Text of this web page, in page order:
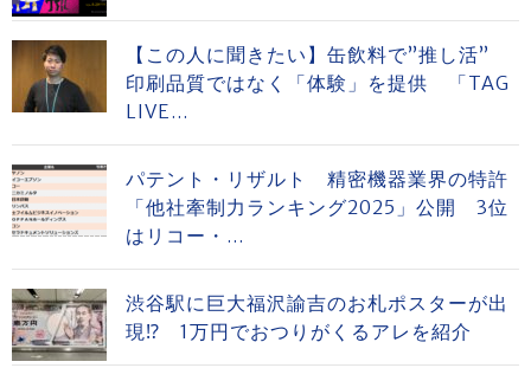
【この人に聞きたい】缶飲料で”推し活”
印刷品質ではなく「体験」を提供 「TAG
LIVE...
パテント・リザルト 精密機器業界の特許
「他社牽制力ランキング2025」公開 3位
はリコー・...
渋谷駅に巨大福沢諭吉のお札ポスターが出
現⁉ 1万円でおつりがくるアレを紹介